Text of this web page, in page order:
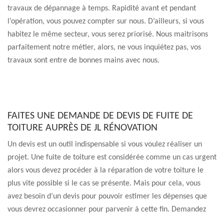
travaux de dépannage à temps. Rapidité avant et pendant
l’opération, vous pouvez compter sur nous. D’ailleurs, si vous
habitez le même secteur, vous serez priorisé. Nous maitrisons
parfaitement notre métier, alors, ne vous inquiétez pas, vos
travaux sont entre de bonnes mains avec nous.
FAITES UNE DEMANDE DE DEVIS DE FUITE DE
TOITURE AUPRÈS DE JL RÉNOVATION
Un devis est un outil indispensable si vous voulez réaliser un
projet. Une fuite de toiture est considérée comme un cas urgent
alors vous devez procéder à la réparation de votre toiture le
plus vite possible si le cas se présente. Mais pour cela, vous
avez besoin d’un devis pour pouvoir estimer les dépenses que
vous devrez occasionner pour parvenir à cette fin. Demandez